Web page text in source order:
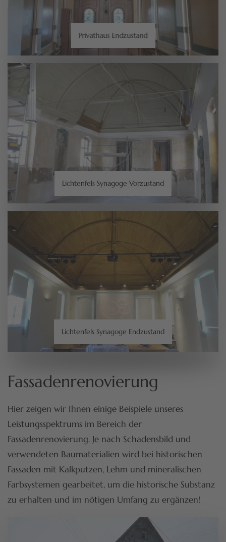
Privathaus Endzustand
Lichtenfels Synagoge Vorzustand
Lichtenfels Synagoge Endzustand
Fassadenrenovierung
Hier zeigen wir Ihnen einige Beispiele unseres
Leistungsspektrums im Bereich der
Fassadenrenovierung. Je nach Schadensbild und
verwendeten Baumaterialien wird bei historischen
Fassaden mit Kalkputzen, Lehm und mineralischen
Farbsystemen gearbeitet, um die historische Substanz
zu erhalten und im nötigen Umfang zu ergänzen!